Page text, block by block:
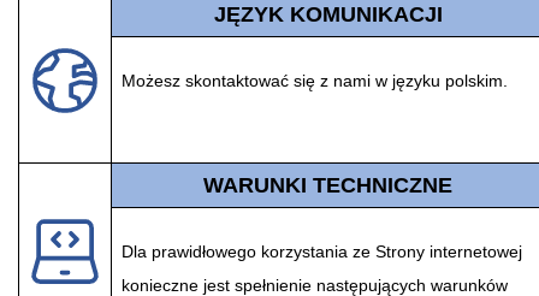
JĘZYK KOMUNIKACJI
Możesz skontaktować się z nami w języku polskim.
WARUNKI TECHNICZNE
Dla prawidłowego korzystania ze Strony internetowej
konieczne jest spełnienie następujących warunków